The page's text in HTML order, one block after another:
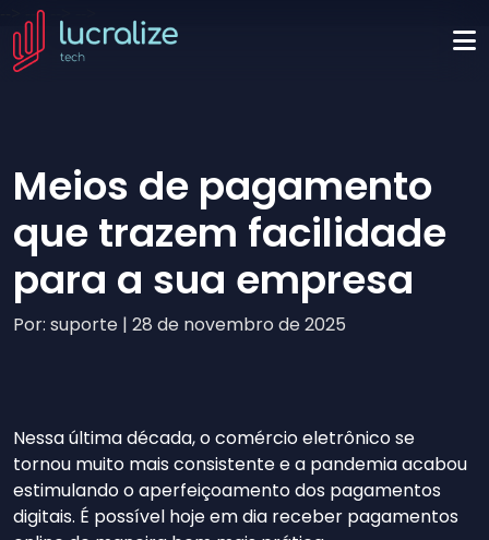
-->
Meios de pagamento
que trazem facilidade
para a sua empresa
Por: suporte | 28 de novembro de 2025
Nessa última década, o comércio eletrônico se
tornou muito mais consistente e a pandemia acabou
estimulando o aperfeiçoamento dos pagamentos
digitais. É possível hoje em dia receber pagamentos